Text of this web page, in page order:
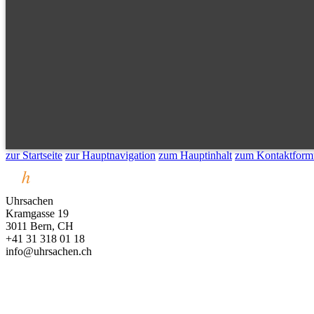
zur Startseite zur Hauptnavigation zum Hauptinhalt zum
Uhrsachen
Kramgasse 19
3011 Bern, CH
+41 31 318 01 18
info@uhrsachen.ch